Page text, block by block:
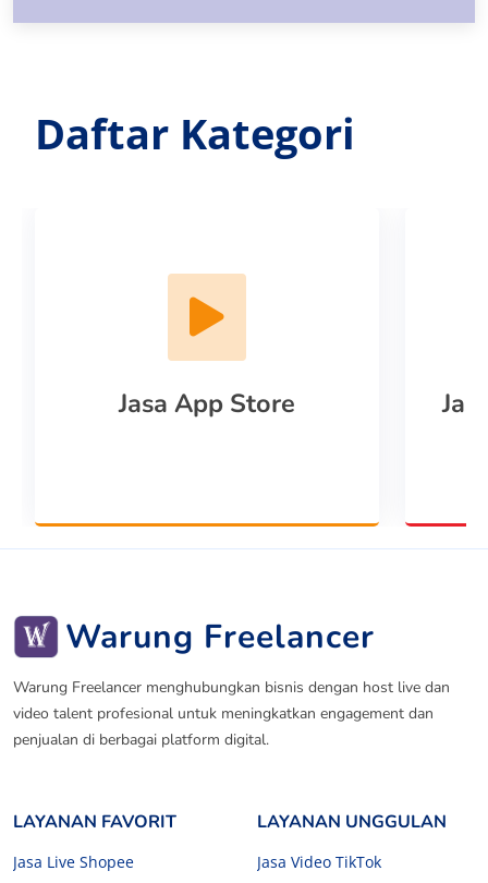
Daftar Kategori
Jasa App Store
Warung Freelancer
Warung Freelancer menghubungkan bisnis dengan host live dan
video talent profesional untuk meningkatkan engagement dan
penjualan di berbagai platform digital.
LAYANAN FAVORIT
Jasa Live Shopee
LAYANAN UNGGULAN
Jasa Video TikTok